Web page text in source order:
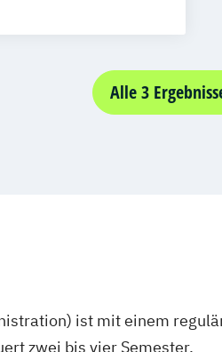
Alle 3
ist mit einem
zwei bis vier Semester.